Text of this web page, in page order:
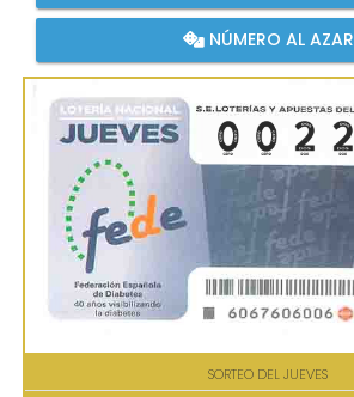
NÚMERO AL AZAR
SORTEO DEL JUEVES